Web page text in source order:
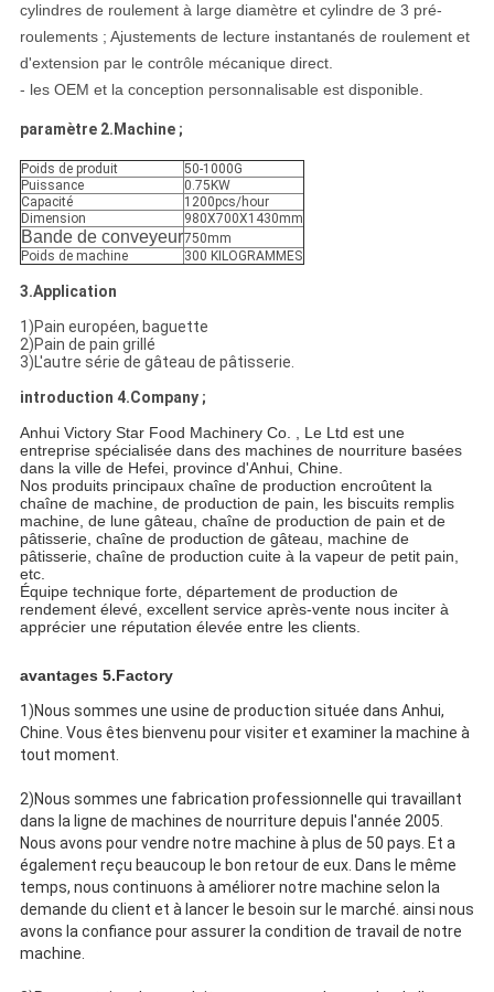
cylindres de roulement à large diamètre et cylindre de 3 pré-
roulements ; Ajustements de lecture instantanés de roulement et
d'extension par le contrôle mécanique direct.
- les OEM et la conception personnalisable est disponible.
paramètre 2.Machine ;
Poids de produit
50-1000G
Puissance
0.75KW
Capacité
1200pcs/hour
Dimension
980X700X1430mm
Bande de conveyeur750mm
Poids de machine
300 KILOGRAMMES
3.Application
1)Pain européen, baguette
2)Pain de pain grillé
3)L'autre série de gâteau de pâtisserie.
introduction 4.Company ;
Anhui Victory Star Food Machinery Co. , Le Ltd est une
entreprise spécialisée dans des machines de nourriture basées
dans la ville de Hefei, province d'Anhui, Chine.
Nos produits principaux chaîne de production encroûtent la
chaîne de machine, de production de pain, les biscuits remplis
machine, de lune gâteau, chaîne de production de pain et de
pâtisserie, chaîne de production de gâteau, machine de
pâtisserie, chaîne de production cuite à la vapeur de petit pain,
etc.
Équipe technique forte, département de production de
rendement élevé, excellent service après-vente nous inciter à
apprécier une réputation élevée entre les clients.
avantages 5.Factory
1)Nous sommes une usine de production située dans Anhui,
Chine. Vous êtes bienvenu pour visiter et examiner la machine à
tout moment.
2)Nous sommes une fabrication professionnelle qui travaillant
dans la ligne de machines de nourriture depuis l'année 2005.
Nous avons pour vendre notre machine à plus de 50 pays. Et a
également reçu beaucoup le bon retour de eux. Dans le même
temps, nous continuons à améliorer notre machine selon la
demande du client et à lancer le besoin sur le marché. ainsi nous
avons la confiance pour assurer la condition de travail de notre
machine.